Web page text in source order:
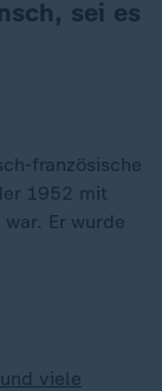
sei es
französische
1952 mit
Er wurde
viele